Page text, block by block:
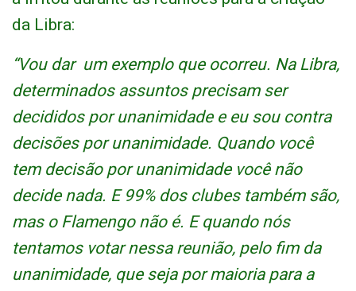
da Libra:
“Vou dar um exemplo que ocorreu. Na Libra,
determinados assuntos precisam ser
decididos por unanimidade e eu sou contra
decisões por unanimidade. Quando você
tem decisão por unanimidade você não
decide nada. E 99% dos clubes também são,
mas o Flamengo não é. E quando nós
tentamos votar nessa reunião, pelo fim da
unanimidade, que seja por maioria para a